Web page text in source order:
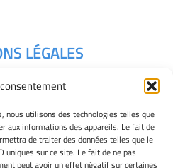
nous utilisons des technologies telles que
aux informations des appareils. Le fait de
de traiter des données telles que le
uniques sur ce site. Le fait de ne pas
peut avoir un effet négatif sur certaines
LÉGALES